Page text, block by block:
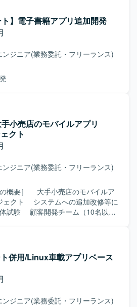
定義を行います。 その上で、設計
詳細設計、実装、テストまでが中
本人の適正/志向によって、その他
だくことも可能です。 ・ツールは
アプリ開発チー
Androidそれぞれ10名程度在籍して
で参画しています。 ⇒その中の
iOSエンジニア1名の交代枠です。
不具合発生時の問題解決能力があ
とで、 Androidチームの開発力の
程 詳細設計、実装、テスト ◆言語
】電子書籍アプリ追加開発
ンジニア(業務委託・フリーランス)
手小売店のモバイルアプリ
クト
ンジニア(業務委託・フリーランス)
の概要］ 大手小売店のモバイルア
ェクト システムへの追加改修等に
試験 顧客開発チーム（10名以
併用/Linux車載アプリベース
ンジニア(業務委託・フリーランス)